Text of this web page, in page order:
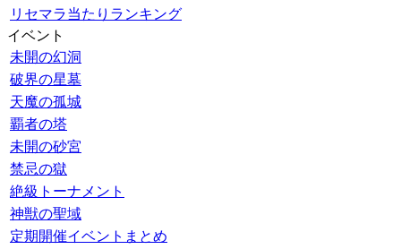
リセマラ当たりランキング
イベント
未開の幻洞
破界の星墓
天魔の孤城
覇者の塔
未開の砂宮
禁忌の獄
絶級トーナメント
神獣の聖域
定期開催イベントまとめ